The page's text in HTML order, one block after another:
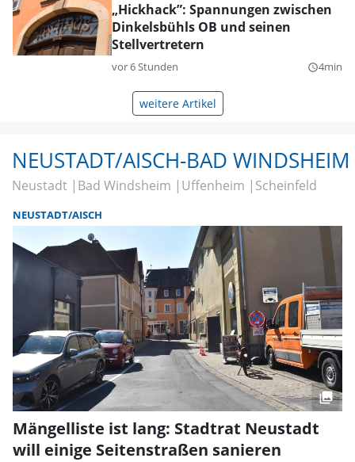
„Hickhack”: Spannungen zwischen
Dinkelsbühls OB und seinen
Stellvertretern
vor 6 Stunden query_builder4min
weitere Artikel
NEUSTADT/AISCH-BAD WINDSHEIM
Neustadt Bad Windsheim Uffenheim Scheinfeld
NEUSTADT/AISCH
Mängelliste ist lang: Stadtrat Neustadt
will einige Seitenstraßen sanieren